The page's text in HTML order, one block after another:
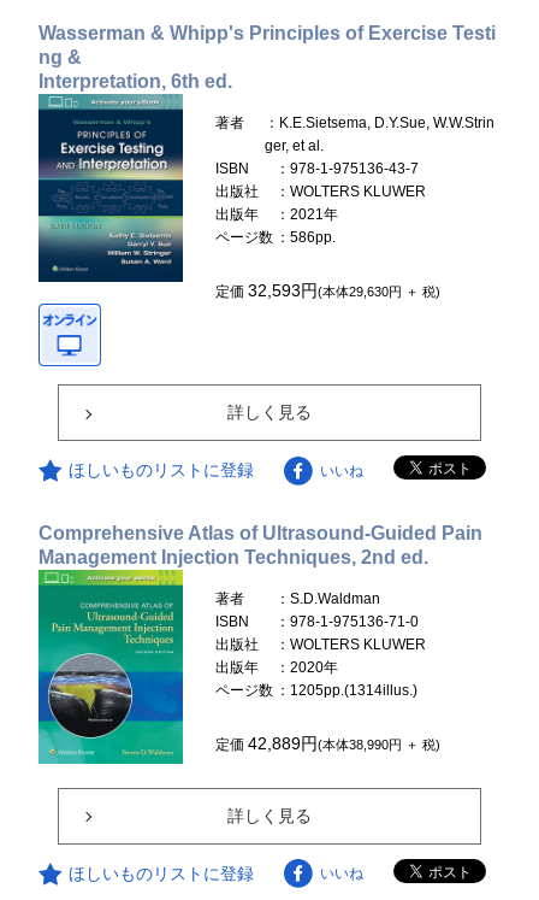
Wasserman & Whipp's Principles of Exercise Testi
ng &
Interpretation, 6th ed.
著者
：K.E.Sietsema, D.Y.Sue, W.W.Strin
ger, et al.
ISBN
：978-1-975136-43-7
出版社
：WOLTERS KLUWER
出版年
：2021年
ページ数 ：586pp.
定価32,593円(本体29,630円 ＋ 税)
詳しく見る
ほしいものリストに登録 いいね
Comprehensive Atlas of Ultrasound-Guided Pain
Management Injection Techniques, 2nd ed.
著者
：S.D.Waldman
ISBN
：978-1-975136-71-0
出版社
：WOLTERS KLUWER
出版年
：2020年
ページ数 ：1205pp.(1314illus.)
定価42,889円(本体38,990円 ＋ 税)
詳しく見る
ほしいものリストに登録 いいね